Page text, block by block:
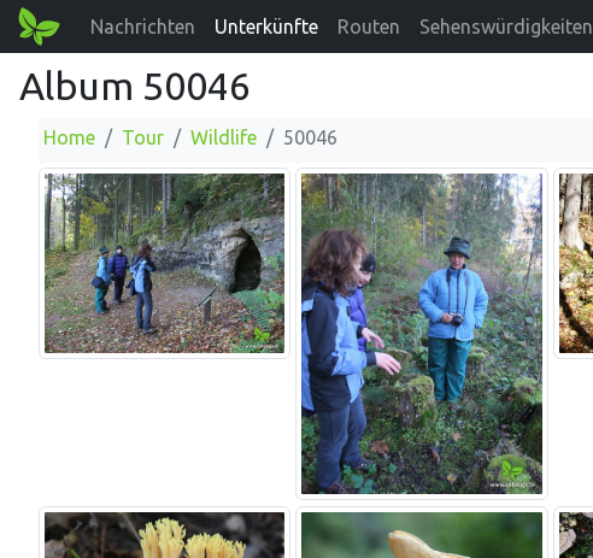
Nachrichten Unterkünfte Routen Sehenswürdigkeiten
Album 50046
Home Tour Wildlife 50046